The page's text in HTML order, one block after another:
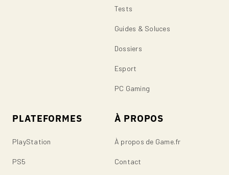
Tests
Guides & Soluces
Dossiers
Esport
PC Gaming
PLATEFORMES
PlayStation
PS5
À PROPOS
À propos de Game.fr
Contact